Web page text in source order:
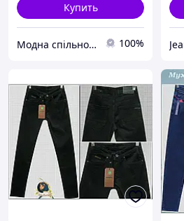
Купить
Модна спільнота 100%